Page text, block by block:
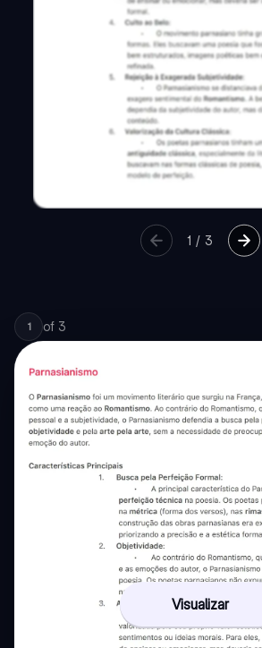
1 / 3
1 of 3
Visualizar